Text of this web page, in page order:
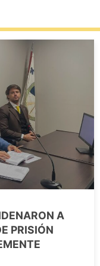
A
PRISIÓN